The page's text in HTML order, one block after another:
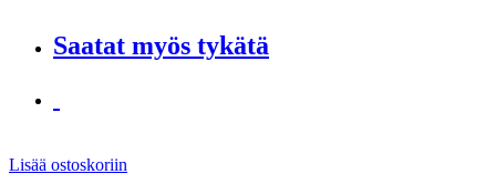
Saatat myös tykätä
Lisää ostoskoriin